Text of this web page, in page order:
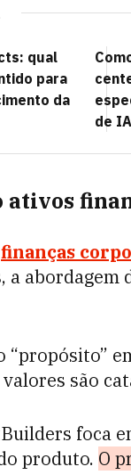
qual
para
da
de IA
ativos
finanças
a
são
foca
produto. O